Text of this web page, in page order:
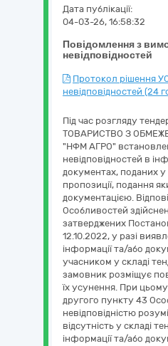
Повідомлення з
невідповідностей
Дата публікації:
04-03-26, 16:58:32
Протокол рішення
невідповідностей (24
Під час розгляду
ТОВАРИСТВО З
"НФМ АГРО"
невідповідностей в
документах, поданих у
пропозиції, подання
документацією.
Особливостей
затверджених
12.10.2022, у разі
інформації та/або
учасником у складі
замовник розміщує
їх усунення. При
другого пункту 43
невідповідністю
відсутність у складі
інформації та/або